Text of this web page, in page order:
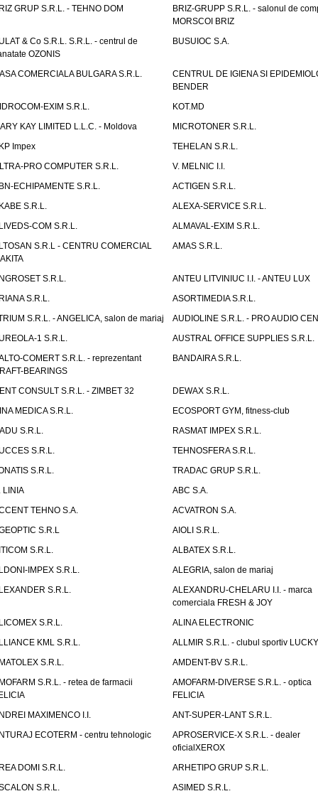
GRUP S.R.L. - TEHNO DOM
BRIZ-GRUPP S.R.L. - salonul de
MORSCOI BRIZ
& Co S.R.L. S.R.L. - centrul de
OZONIS
BUSUIOC S.A.
COMERCIALA BULGARA S.R.L.
CENTRUL DE IGIENA SI
BENDER
EXIM S.R.L.
KOT.MD
KAY LIMITED L.L.C. - Moldova
MICROTONER S.R.L.
Impex
TEHELAN S.R.L.
PRO COMPUTER S.R.L.
V. MELNIC I.I.
ECHIPAMENTE S.R.L.
ACTIGEN S.R.L.
S.R.L.
ALEXA-SERVICE S.R.L.
COM S.R.L.
ALMAVAL-EXIM S.R.L.
S.R.L - CENTRU COMERCIAL
AMAS S.R.L.
S.R.L.
ANTEU LITVINIUC I.I. - ANTEU LUX
S.R.L.
ASORTIMEDIA S.R.L.
S.R.L. - ANGELICA, salon de mariaj
AUDIOLINE S.R.L. - PRO AUDIO
1 S.R.L.
AUSTRAL OFFICE SUPPLIES S.R.L.
COMERT S.R.L. - reprezentant
BEARINGS
BANDAIRA S.R.L.
CONSULT S.R.L. - ZIMBET 32
DEWAX S.R.L.
MEDICA S.R.L.
ECOSPORT GYM, fitness-club
S.R.L.
RASMAT IMPEX S.R.L.
S.R.L.
TEHNOSFERA S.R.L.
S.R.L.
TRADAC GRUP S.R.L.
LINIA
ABC S.A.
TEHNO S.A.
ACVATRON S.A.
S.R.L
AIOLI S.R.L.
S.R.L.
ALBATEX S.R.L.
IMPEX S.R.L.
ALEGRIA, salon de mariaj
S.R.L.
ALEXANDRU-CHELARU I.I. - marca
comerciala FRESH & JOY
S.R.L.
ALINA ELECTRONIC
KML S.R.L.
ALLMIR S.R.L. - clubul sportiv
S.R.L.
AMDENT-BV S.R.L.
S.R.L. - retea de farmacii
AMOFARM-DIVERSE S.R.L. - optica
FELICIA
MAXIMENCO I.I.
ANT-SUPER-LANT S.R.L.
ECOTERM - centru tehnologic
APROSERVICE-X S.R.L. - dealer
oficialXEROX
DOMI S.R.L.
ARHETIPO GRUP S.R.L.
S.R.L.
ASIMED S.R.L.